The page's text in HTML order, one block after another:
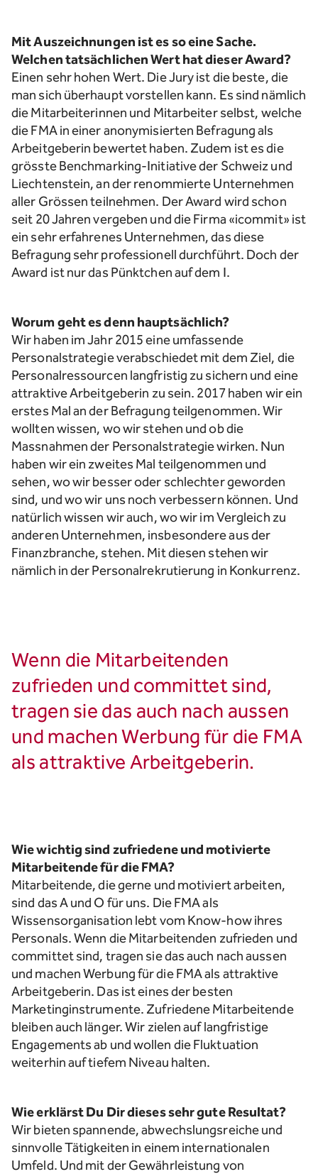
Mit Auszeichnungen ist es so eine Sache.
Welchen tatsächlichen Wert hat dieser Award?
Einen sehr hohen Wert. Die Jury ist die beste, die
man sich überhaupt vorstellen kann. Es sind nämlich
die Mitarbeiterinnen und Mitarbeiter selbst, welche
die FMA in einer anonymisierten Befragung als
Arbeitgeberin bewertet haben. Zudem ist es die
grösste Benchmarking-Initiative der Schweiz und
Liechtenstein, an der renommierte Unternehmen
aller Grössen teilnehmen. Der Award wird schon
seit 20 Jahren vergeben und die Firma «icommit» ist
ein sehr erfahrenes Unternehmen, das diese
Befragung sehr professionell durchführt. Doch der
Award ist nur das Pünktchen auf dem I.
Worum geht es denn hauptsächlich?
Wir haben im Jahr 2015 eine umfassende
Personalstrategie verabschiedet mit dem Ziel, die
Personalressourcen langfristig zu sichern und eine
attraktive Arbeitgeberin zu sein. 2017 haben wir ein
erstes Mal an der Befragung teilgenommen. Wir
wollten wissen, wo wir stehen und ob die
Massnahmen der Personalstrategie wirken. Nun
haben wir ein zweites Mal teilgenommen und
sehen, wo wir besser oder schlechter geworden
sind, und wo wir uns noch verbessern können. Und
natürlich wissen wir auch, wo wir im Vergleich zu
anderen Unternehmen, insbesondere aus der
Finanzbranche, stehen. Mit diesen stehen wir
nämlich in der Personalrekrutierung in Konkurrenz.
Wenn die Mitarbeitenden
zufrieden und committet sind,
tragen sie das auch nach aussen
und machen Werbung für die FMA
als attraktive Arbeitgeberin.
Wie wichtig sind zufriedene und motivierte
Mitarbeitende für die FMA?
Mitarbeitende, die gerne und motiviert arbeiten,
sind das A und O für uns. Die FMA als
Wissensorganisation lebt vom Know-how ihres
Personals. Wenn die Mitarbeitenden zufrieden und
committet sind, tragen sie das auch nach aussen
und machen Werbung für die FMA als attraktive
Arbeitgeberin. Das ist eines der besten
Marketinginstrumente. Zufriedene Mitarbeitende
bleiben auch länger. Wir zielen auf langfristige
Engagements ab und wollen die Fluktuation
weiterhin auf tiefem Niveau halten.
Wie erklärst Du Dir dieses sehr gute Resultat?
Wir bieten spannende, abwechslungsreiche und
sinnvolle Tätigkeiten in einem internationalen
Umfeld. Und mit der Gewährleistung von